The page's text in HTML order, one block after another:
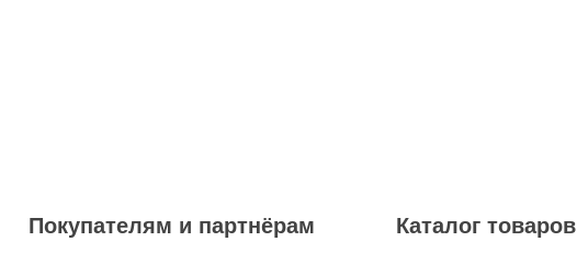
Покупателям и партнёрам Каталог товаров